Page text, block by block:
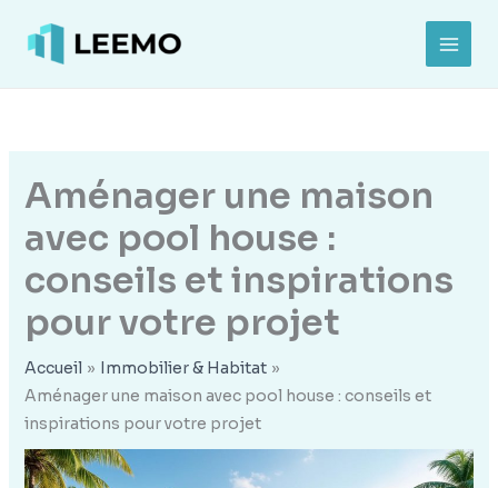
contenu
Aménager une maison
avec pool house :
conseils et inspirations
pour votre projet
Accueil
Immobilier & Habitat
Aménager une maison avec pool house : conseils et
inspirations pour votre projet